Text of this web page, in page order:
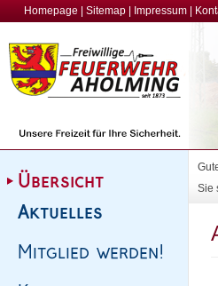
Homepage Sitemap Impressum
Sie